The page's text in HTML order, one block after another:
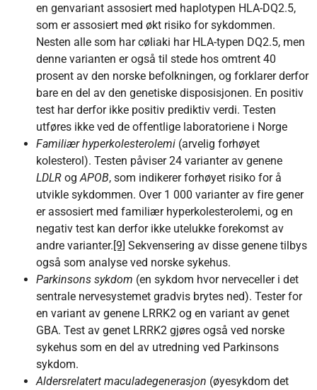
en genvariant assosiert med haplotypen HLA-DQ2.5,
som er assosiert med økt risiko for sykdommen.
Nesten alle som har cøliaki har HLA-typen DQ2.5, men
denne varianten er også til stede hos omtrent 40
prosent av den norske befolkningen, og forklarer derfor
bare en del av den genetiske disposisjonen. En positiv
test har derfor ikke positiv prediktiv verdi. Testen
utføres ikke ved de offentlige laboratoriene i Norge
Familiær hyperkolesterolemi (arvelig forhøyet
kolesterol). Testen påviser 24 varianter av genene
LDLR ogAPOB, som indikerer forhøyet risiko for å
utvikle sykdommen. Over 1 000 varianter av fire gener
er assosiert med familiær hyperkolesterolemi, og en
negativ test kan derfor ikke utelukke forekomst av
andre varianter.[9] Sekvensering av disse genene tilbys
også som analyse ved norske sykehus.
Parkinsons sykdom (en sykdom hvor nerveceller i det
sentrale nervesystemet gradvis brytes ned). Tester for
en variant av genene LRRK2 og en variant av genet
GBA. Test av genet LRRK2 gjøres også ved norske
sykehus som en del av utredning ved Parkinsons
sykdom.
Aldersrelatert maculadegenerasjon (øyesykdom det